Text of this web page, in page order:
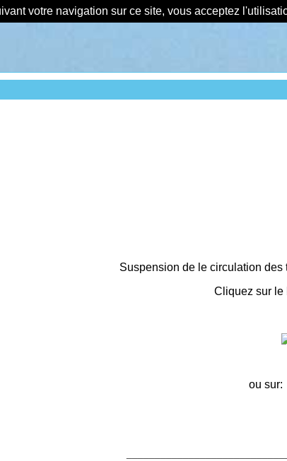
votre navigation sur ce site, vous acceptez
Suspension de le circulation
Cliquez sur le
ou sur: